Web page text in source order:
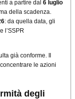
a partire dal 6 luglio
della scadenza.
: da quella data, gli
l’SSPR
già conforme. Il
le azioni
degli